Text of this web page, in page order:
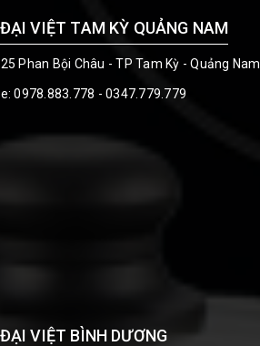
VIỆT TAM KỲ QUẢNG NAM
Phan Bội Châu - TP Tam Kỳ - Quảng Nam
0978.883.778 - 0347.779.779
VIỆT BÌNH DƯƠNG